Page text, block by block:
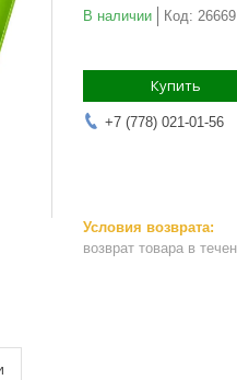
В наличии Код: 26669
Купить
+7 (778) 021-01-56
возврат товара в